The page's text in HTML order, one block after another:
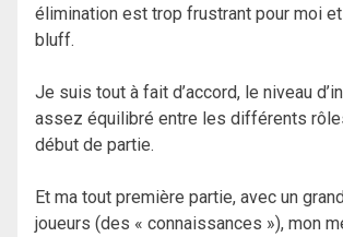
élimination est trop frustrant pour moi
bluff.
Je suis tout à fait d’accord, le niveau
assez équilibré entre les différents
début de partie.
Et ma tout première partie, avec un
joueurs (des « connaissances »), mon